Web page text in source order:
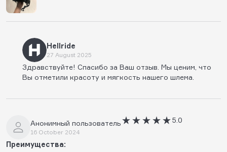
Hellride
27 August 2025
Здравствуйте! Спасибо за Ваш отзыв. Мы ценим, что
Вы отметили красоту и мягкость нашего шлема.
Анонимный пользователь
16 October 2024
5.0
Преимущества: